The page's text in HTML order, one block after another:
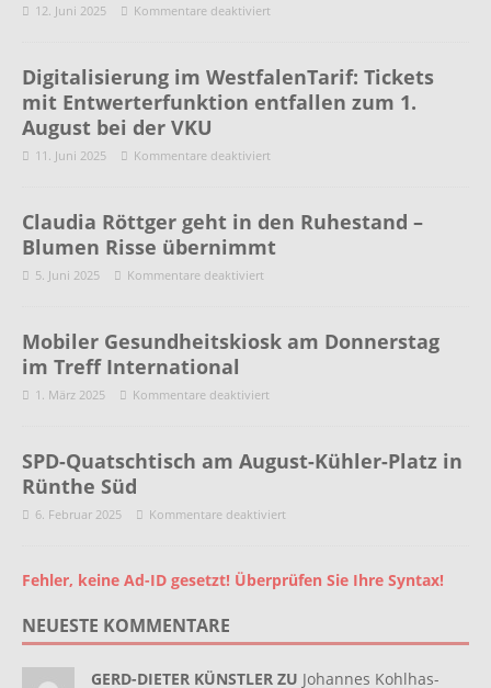
12. Juni 2025 Kommentare deaktiviert
Digitalisierung im WestfalenTarif: Tickets
mit Entwerterfunktion entfallen zum 1.
August bei der VKU
11. Juni 2025 Kommentare deaktiviert
Claudia Röttger geht in den Ruhestand –
Blumen Risse übernimmt
5. Juni 2025 Kommentare deaktiviert
Mobiler Gesundheitskiosk am Donnerstag
im Treff International
1. März 2025 Kommentare deaktiviert
SPD-Quatschtisch am August-Kühler-Platz in
Rünthe Süd
6. Februar 2025 Kommentare deaktiviert
Fehler, keine Ad-ID gesetzt! Überprüfen Sie Ihre Syntax!
NEUESTE KOMMENTARE
GERD-DIETER KÜNSTLER ZU Johannes Kohlhas-